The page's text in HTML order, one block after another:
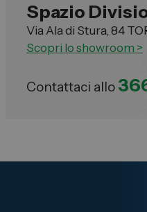
Spazio
Via Ala di Stura, 84
Scopri lo showroom >
Contattaci allo